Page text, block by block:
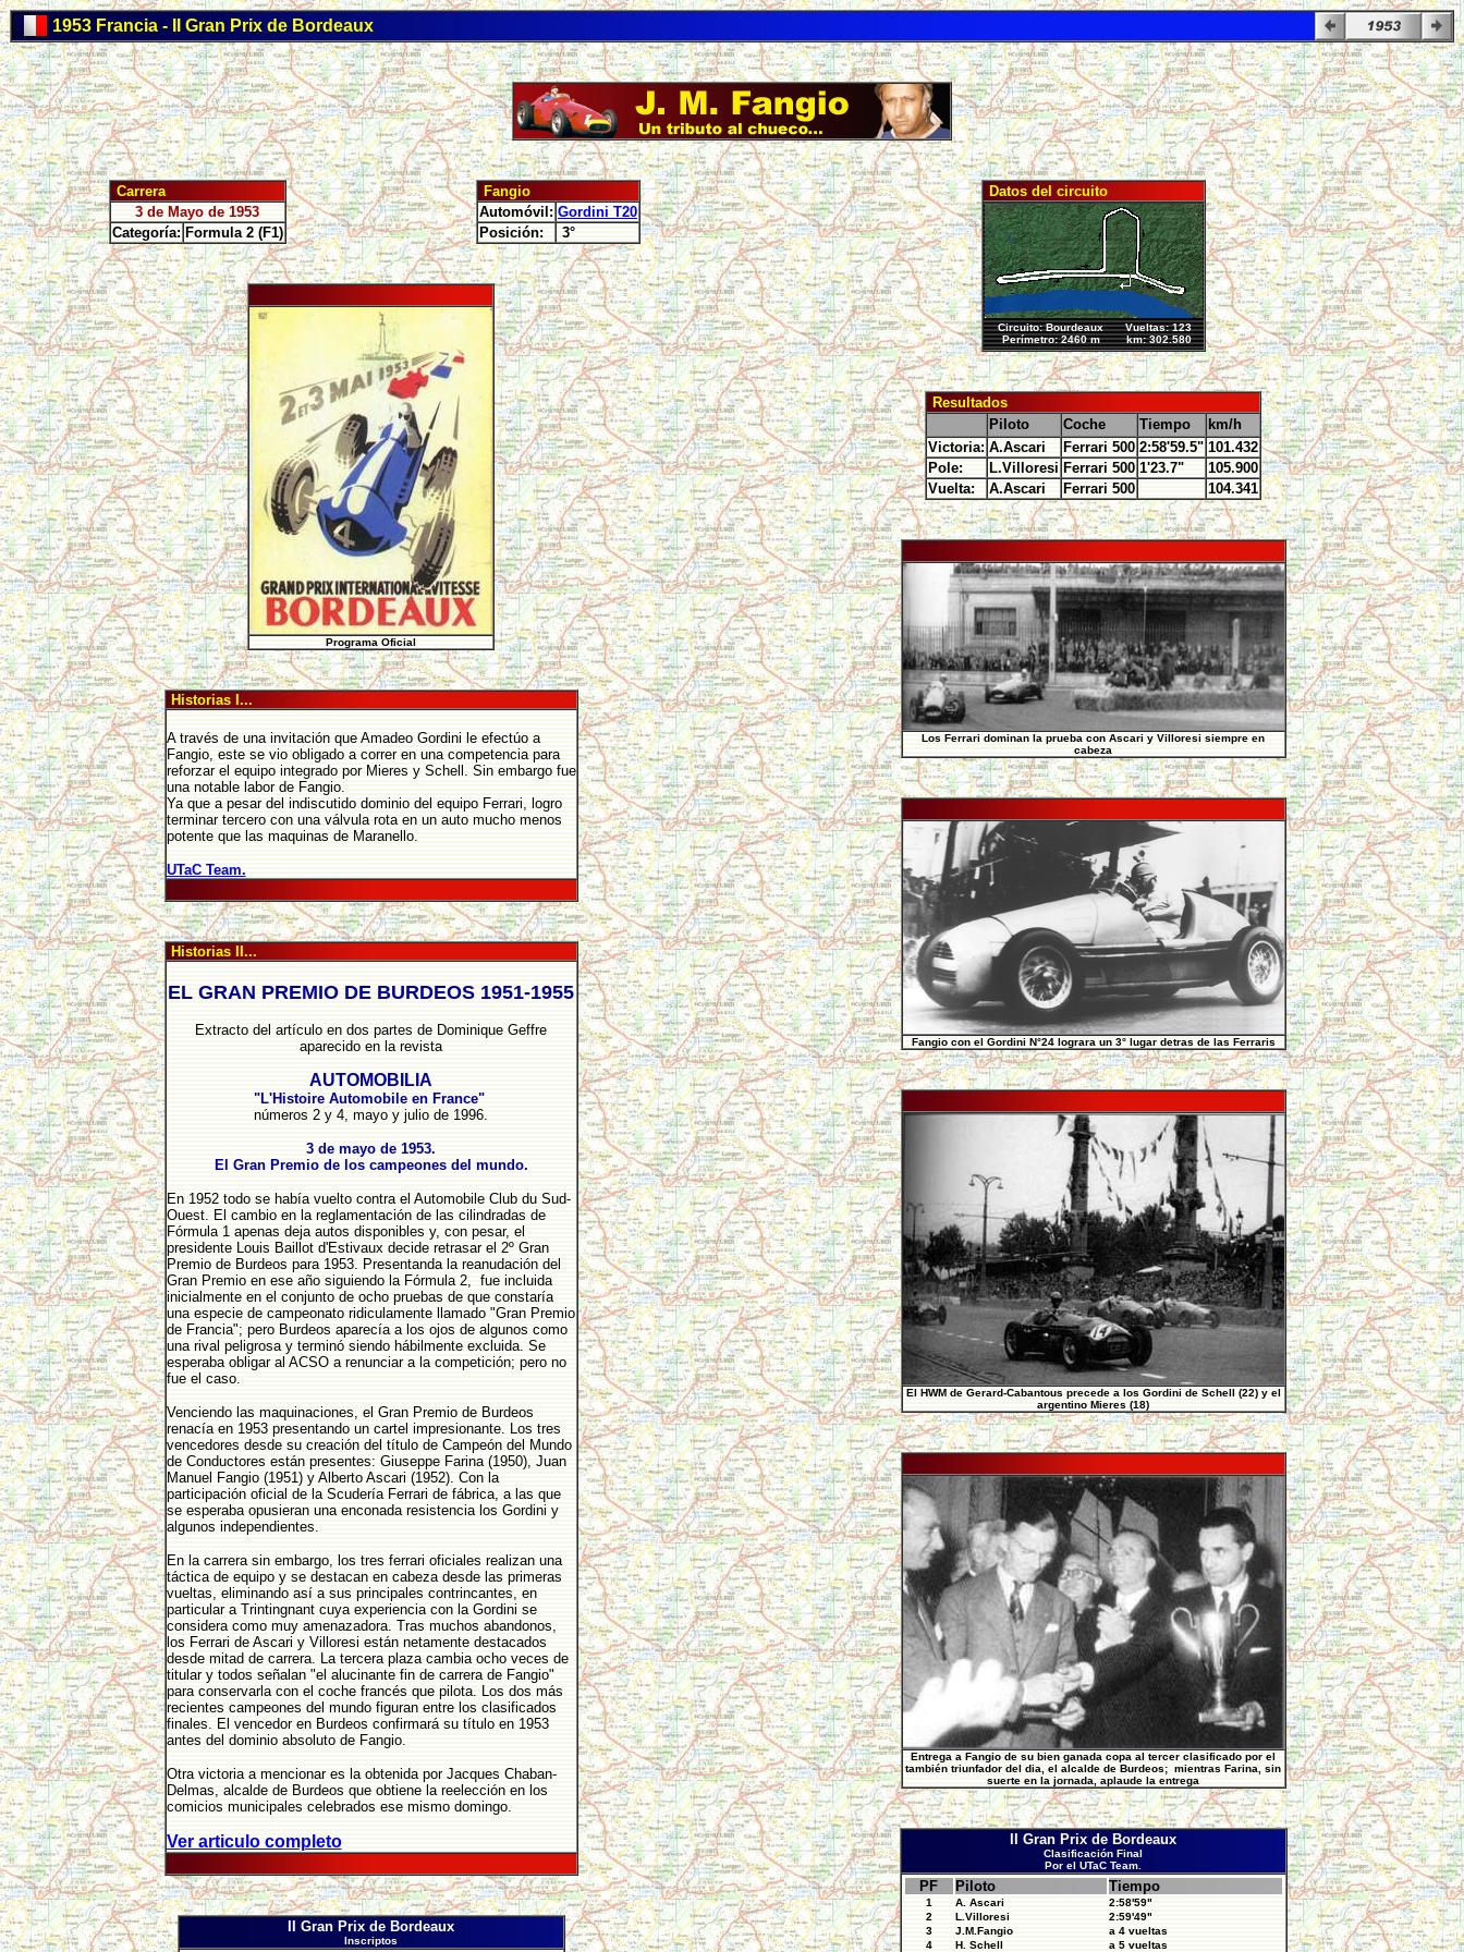
1953 Francia - II Gran Prix de Bordeaux
Carrera
3 de Mayo de 1953
Categoría: Formula 2 (F1)
Fangio
Automóvil: Gordini T20
Posición:
3°
Programa Oficial
Historias I...
A través de una invitación que Amadeo Gordini le efectúo a
Fangio, este se vio obligado a correr en una competencia para
reforzar el equipo integrado por Mieres y Schell. Sin embargo fue
una notable labor de Fangio.
Ya que a pesar del indiscutido dominio del equipo Ferrari, logro
terminar tercero con una válvula rota en un auto mucho menos
potente que las maquinas de Maranello.
UTaC Team.
Historias II...
EL GRAN PREMIO DE BURDEOS 1951-1955
Extracto del artículo en dos partes de Dominique Geffre
aparecido en la revista
AUTOMOBILIA
"L'Histoire Automobile en France"
números 2 y 4, mayo y julio de 1996.
3 de mayo de 1953.
El Gran Premio de los campeones del mundo.
En 1952 todo se había vuelto contra el Automobile Club du Sud-
Ouest. El cambio en la reglamentación de las cilindradas de
Fórmula 1 apenas deja autos disponibles y, con pesar, el
presidente Louis Baillot d'Estivaux decide retrasar el 2º Gran
Premio de Burdeos para 1953. Presentanda la reanudación del
Gran Premio en ese año siguiendo la Fórmula 2, fue incluida
inicialmente en el conjunto de ocho pruebas de que constaría
una especie de campeonato ridiculamente llamado "Gran Premio
de Francia"; pero Burdeos aparecía a los ojos de algunos como
una rival peligrosa y terminó siendo hábilmente excluida. Se
esperaba obligar al ACSO a renunciar a la competición; pero no
fue el caso.
Venciendo las maquinaciones, el Gran Premio de Burdeos
renacía en 1953 presentando un cartel impresionante. Los tres
vencedores desde su creación del título de Campeón del Mundo
de Conductores están presentes: Giuseppe Farina (1950), Juan
Manuel Fangio (1951) y Alberto Ascari (1952). Con la
participación oficial de la Scudería Ferrari de fábrica, a las que
se esperaba opusieran una enconada resistencia los Gordini y
algunos independientes.
En la carrera sin embargo, los tres ferrari oficiales realizan una
táctica de equipo y se destacan en cabeza desde las primeras
vueltas, eliminando así a sus principales contrincantes, en
particular a Trintingnant cuya experiencia con la Gordini se
considera como muy amenazadora. Tras muchos abandonos,
los Ferrari de Ascari y Villoresi están netamente destacados
desde mitad de carrera. La tercera plaza cambia ocho veces de
titular y todos señalan "el alucinante fin de carrera de Fangio"
para conservarla con el coche francés que pilota. Los dos más
recientes campeones del mundo figuran entre los clasificados
finales. El vencedor en Burdeos confirmará su título en 1953
antes del dominio absoluto de Fangio.
Otra victoria a mencionar es la obtenida por Jacques Chaban-
Delmas, alcalde de Burdeos que obtiene la reelección en los
comicios municipales celebrados ese mismo domingo.
Ver articulo completo
II Gran Prix de Bordeaux
Inscriptos
Datos del circuito
Circuito: Bourdeaux
Perímetro: 2460 m
Vueltas: 123
km: 302.580
Resultados
Piloto
Coche Tiempo
km/h
Victoria: A.Ascari Ferrari 500 2:58'59.5" 101.432
Pole:
L.Villoresi Ferrari 500 1'23.7"
105.900
Vuelta:
A.Ascari Ferrari 500 104.341
Los Ferrari dominan la prueba con Ascari y Villoresi siempre en
cabeza
Fangio con el Gordini N°24 lograra un 3° lugar detras de las Ferraris
El HWM de Gerard-Cabantous precede a los Gordini de Schell (22) y el
argentino Mieres (18)
Entrega a Fangio de su bien ganada copa al tercer clasificado por el
también triunfador del dia, el alcalde de Burdeos; mientras Farina, sin
suerte en la jornada, aplaude la entrega
II Gran Prix de Bordeaux
Clasificación Final
Por el UTaC Team.
PF Piloto Tiempo
1 A. Ascari
2:58'59"
2
L.Villoresi
2:59'49"
3
J.M.Fangio
a 4 vueltas
4
H. Schell a 5 vueltas